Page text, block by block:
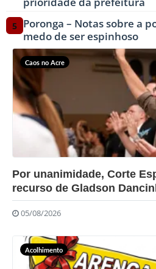
5 Poronga – Notas sobre a
medo de ser espinhoso
Caos no Acre
?>
Por unanimidade, Corte
recurso de Gladson
05/08/2026
Acolhimento